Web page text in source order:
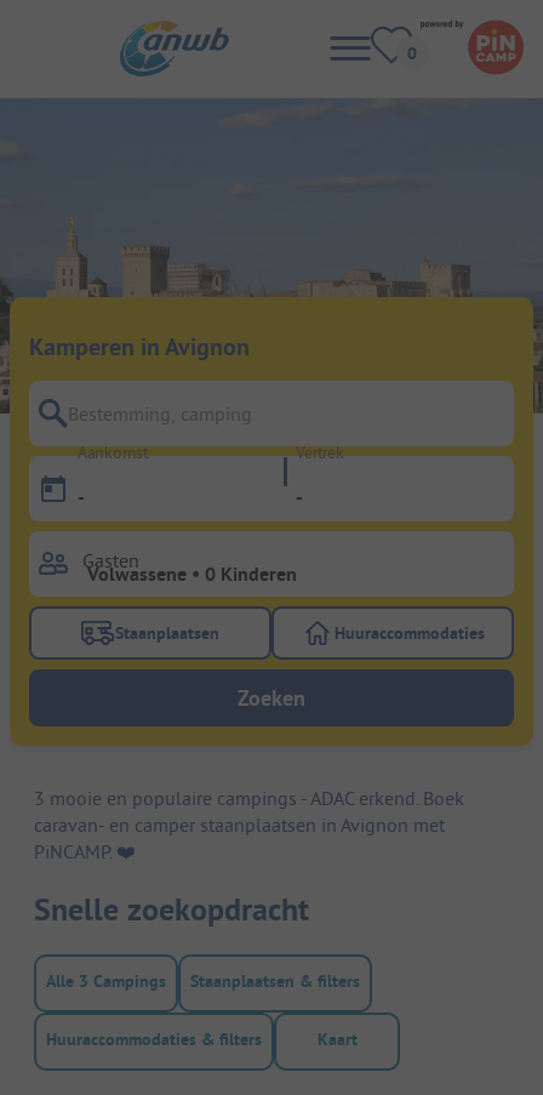
Kamperen in Avignon
Bestemming, camping
Aankomst
-
Vertrek
-
Gasten
Gebruik de filterknop staanplaatsen om te zoeken
Staanplaatsen Gebruik de
Huuraccommodaties
Zoeken
3 mooie en populaire campings - ADAC erkend. Boek
caravan- en camper staanplaatsen in Avignon met
PiNCAMP. ❤️️
Snelle zoekopdracht
Alle 3 Campings Staanplaatsen & filters
Huuraccommodaties & filters Kaart